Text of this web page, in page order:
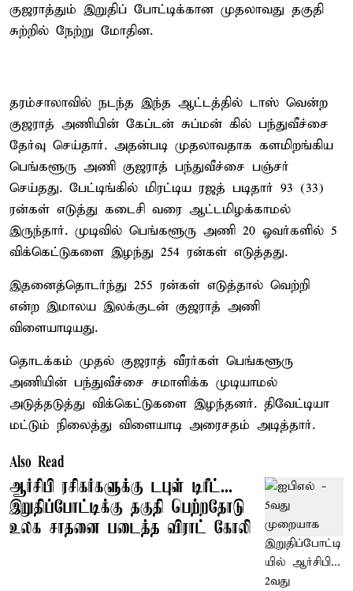
குஜராத்தும் இறுதிப் போட்டிக்கான முதலாவது தகுதி
சுற்றில் நேற்று மோதின.
தரம்சாலாவில் நடந்த இந்த ஆட்டத்தில் டாஸ் வென்ற
குஜராத் அணியின் கேப்டன் சுப்மன் கில் பந்துவீச்சை
தேர்வு செய்தார். அதன்படி முதலாவதாக களமிறங்கிய
பெங்களூரு அணி குஜராத் பந்துவீச்சை பஞ்சர்
செய்தது. பேட்டிங்கில் மிரட்டிய ரஜத் படிதார் 93 (33)
ரன்கள் எடுத்து கடைசி வரை ஆட்டமிழக்காமல்
இருந்தார். முடிவில் பெங்களூரு அணி 20 ஓவர்களில் 5
விக்கெட்டுகளை இழந்து 254 ரன்கள் எடுத்தது.
இதனைத்தொடர்ந்து 255 ரன்கள் எடுத்தால் வெற்றி
என்ற இமாலய இலக்குடன் குஜராத் அணி
விளையாடியது.
தொடக்கம் முதல் குஜராத் வீரர்கள் பெங்களூரு
அணியின் பந்துவீச்சை சமாளிக்க முடியாமல்
அடுத்தடுத்து விக்கெட்டுகளை இழந்தனர். திவேட்டியா
மட்டும் நிலைத்து விளையாடி அரைசதம் அடித்தார்.
Also Read
ஆர்சிபி ரசிகர்களுக்கு டபுள் டிரீட்...
இறுதிப்போட்டிக்கு தகுதி பெற்றதோடு
உலக சாதனை படைத்த விராட் கோலி